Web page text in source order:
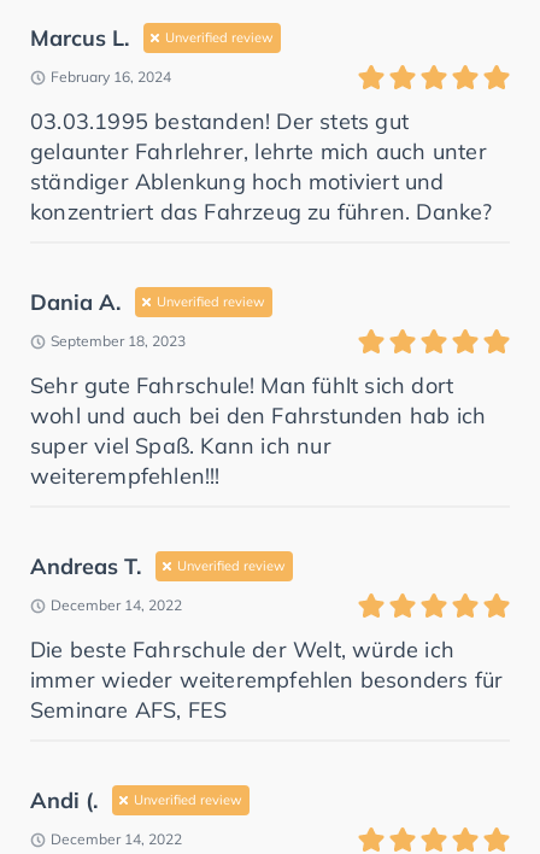
Marcus L. Unverified review
February 16, 2024
03.03.1995 bestanden! Der stets gut
gelaunter Fahrlehrer, lehrte mich auch unter
ständiger Ablenkung hoch motiviert und
konzentriert das Fahrzeug zu führen. Danke?
Dania A. Unverified review
September 18, 2023
Sehr gute Fahrschule! Man fühlt sich dort
wohl und auch bei den Fahrstunden hab ich
super viel Spaß. Kann ich nur
weiterempfehlen!!!
Andreas T. Unverified review
December 14, 2022
Die beste Fahrschule der Welt, würde ich
immer wieder weiterempfehlen besonders für
Seminare AFS, FES
Andi (. Unverified review
December 14, 2022